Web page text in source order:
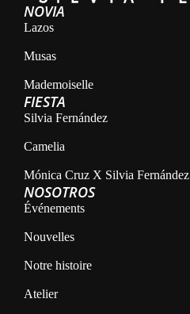
NOVIA
Lazos
Musas
Mademoiselle
FIESTA
Silvia Fernández
Camelia
Mónica Cruz X Silvia Fernández
NOSOTROS
Événements
Nouvelles
Notre histoire
Atelier